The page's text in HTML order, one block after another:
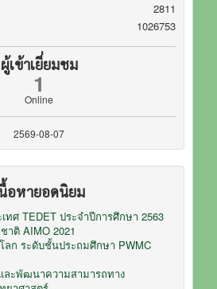
2811
1026753
ผู้เข้าเยี่ยมชม
1
Online
2569-08-07
อหายอดนิยม
ทศ TEDET ประจำปีการศึกษา 2563
ติ AIMO 2021
ก ระดับชั้นประถมศึกษา PWMC
ละพัฒนาความสามารถทาง